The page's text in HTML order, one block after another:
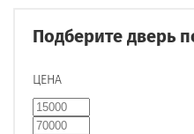
Подберите дверь
ЦЕНА